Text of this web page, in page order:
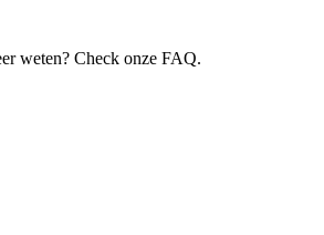
weten? Check onze FAQ.